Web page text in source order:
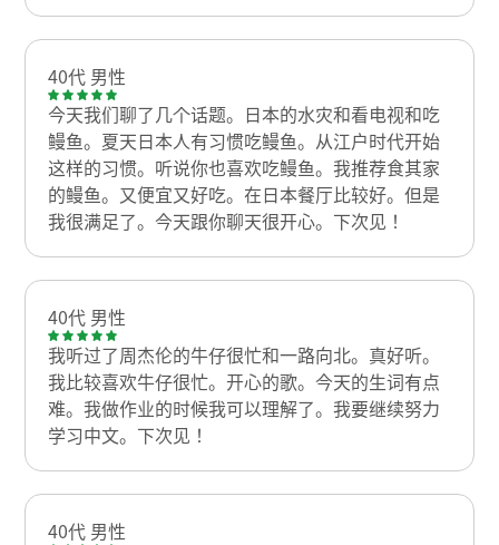
40代 男性
今天我们聊了几个话题。日本的水灾和看电视和吃
鳗鱼。夏天日本人有习惯吃鳗鱼。从江户时代开始
这样的习惯。听说你也喜欢吃鳗鱼。我推荐食其家
的鳗鱼。又便宜又好吃。在日本餐厅比较好。但是
我很满足了。今天跟你聊天很开心。下次见！
40代 男性
我听过了周杰伦的牛仔很忙和一路向北。真好听。
我比较喜欢牛仔很忙。开心的歌。今天的生词有点
难。我做作业的时候我可以理解了。我要继续努力
学习中文。下次见！
40代 男性